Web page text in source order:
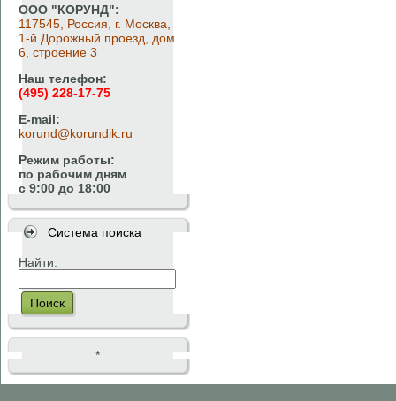
ООО "КОРУНД":
117545, Россия, г. Москва,
1-й Дорожный проезд, дом
6, строение 3
Наш телефон:
(495) 228-17-75
E-mail:
korund@korundik.ru
Режим работы:
по рабочим дням
с 9:00 до 18:00
Система поиска
Найти:
Поиск
*